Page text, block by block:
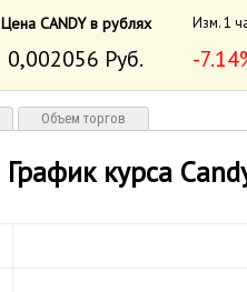
Цена CANDY в рублях Изм. 1
0,002056 Руб. -
Объем торгов
График курса